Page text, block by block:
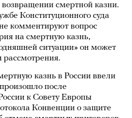
возвращении смертной казни.
Конституционного суда
комментируют вопрос
на смертную казнь,
ситуации» он может
рассмотрения.
казнь в России ввели
после
к Совету Европы
Конвенции о защите